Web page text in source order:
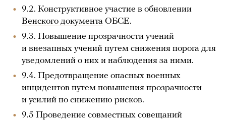
9.2. Конструктивное участие в обновлении
Венского документа ОБСЕ.
9.3. Повышение прозрачности учений
и внезапных учений путем снижения порога для
уведомлений о них и наблюдения за ними.
9.4. Предотвращение опасных военных
инцидентов путем повышения прозрачности
и усилий по снижению рисков.
9.5 Проведение совместных совещаний